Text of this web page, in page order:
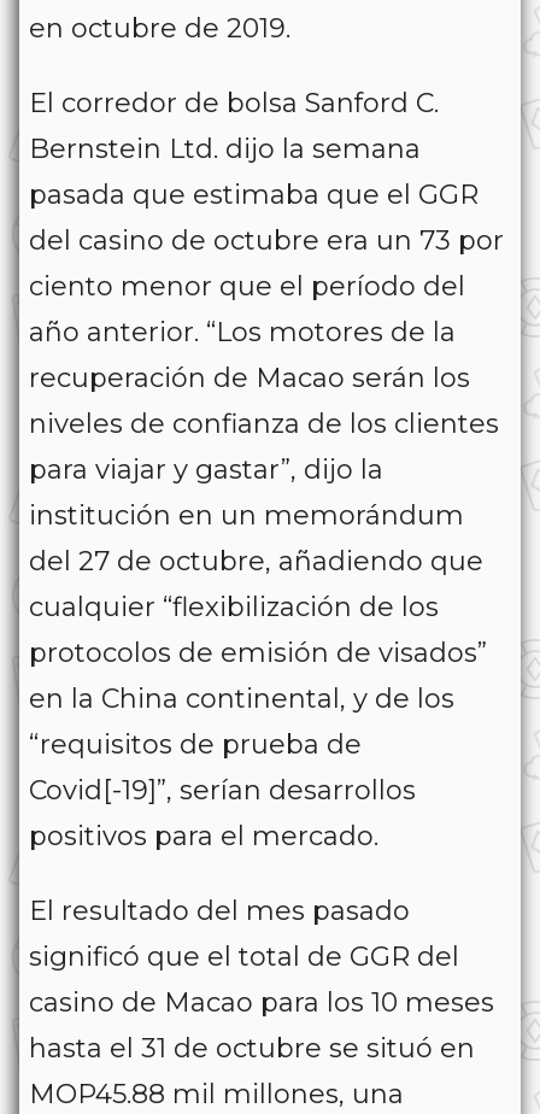
en octubre de 2019.
El corredor de bolsa Sanford C.
Bernstein Ltd. dijo la semana
pasada que estimaba que el GGR
del casino de octubre era un 73 por
ciento menor que el período del
año anterior. “Los motores de la
recuperación de Macao serán los
niveles de confianza de los clientes
para viajar y gastar”, dijo la
institución en un memorándum
del 27 de octubre, añadiendo que
cualquier “flexibilización de los
protocolos de emisión de visados”
en la China continental, y de los
“requisitos de prueba de
Covid[-19]”, serían desarrollos
positivos para el mercado.
El resultado del mes pasado
significó que el total de GGR del
casino de Macao para los 10 meses
hasta el 31 de octubre se situó en
MOP45.88 mil millones, una